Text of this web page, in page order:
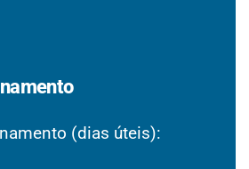
(dias úteis):